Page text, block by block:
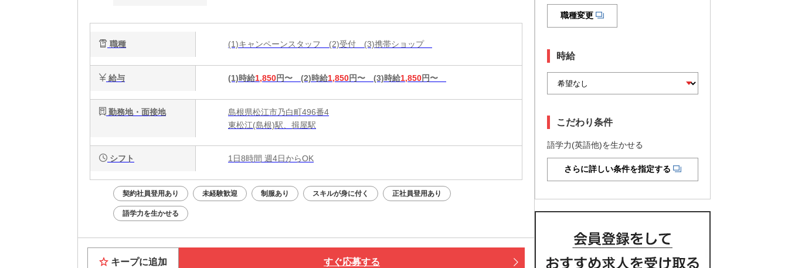
職種 (1)キャンペーンスタッフ (2)受付 (3)携帯ショップ
給与 (1)時給1,850円〜 (2)時給1,850円〜 (3)時給1,850円〜
勤務地・面接地
島根県松江市乃白町496番4
東松江(島根)駅、揖屋駅
シフト 1日8時間 週4日からOK
契約社員登用あり 未経験歓迎 制服あり スキルが身に付く 正社員登用あり
語学力を生かせる
キープに追加 すぐ応募する
職種変更
時給
こだわり条件
語学力(英語他)を生かせる
さらに詳しい条件を指定する